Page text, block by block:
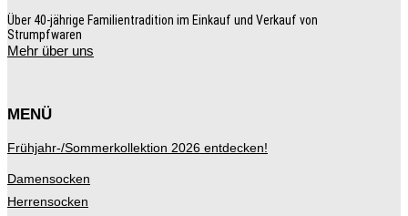
Über 40-jährige Familientradition im Einkauf und Verkauf von
Strumpfwaren
Mehr über uns
MENÜ
Frühjahr-/Sommerkollektion 2026 entdecken!
Damensocken
Herrensocken